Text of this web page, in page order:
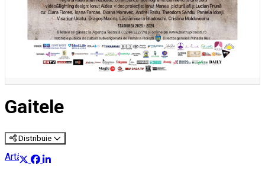
Gaitele
Distribuie
Artă